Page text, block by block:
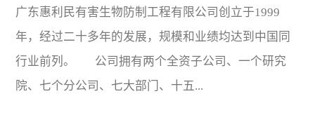
广东惠利民有害生物防制工程有限公司创立于1999
年，经过二十多年的发展，规模和业绩均达到中国同
行业前列。 公司拥有两个全资子公司、一个研究
院、七个分公司、七大部门、十五...